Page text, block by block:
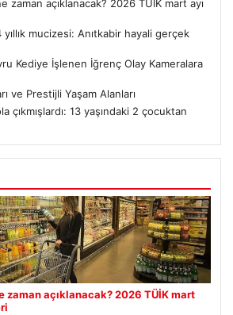
zaman açıklanacak? 2026 TÜİK mart ayı
yıllık mucizesi: Anıtkabir hayali gerçek
Kediye İşlenen İğrenç Olay Kameralara
ve Prestijli Yaşam Alanları
çıkmışlardı: 13 yaşındaki 2 çocuktan
zaman açıklanacak? 2026 TÜİK mart